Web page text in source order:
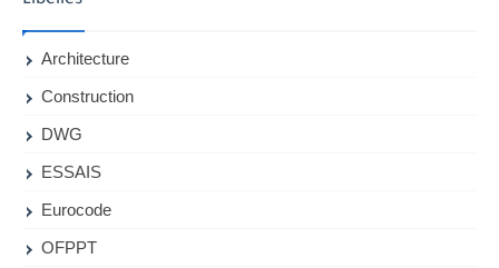
Architecture
Construction
DWG
ESSAIS
Eurocode
OFPPT